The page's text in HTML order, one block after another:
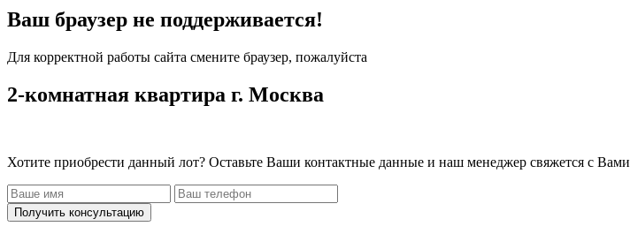
Ваш браузер не поддерживается!
Для корректной работы сайта смените браузер, пожалуйста
2-комнатная квартира г. Москва
Хотите приобрести данный лот? Оставьте Ваши контактные данные и наш менеджер свяжется с Вами
Получить консультацию